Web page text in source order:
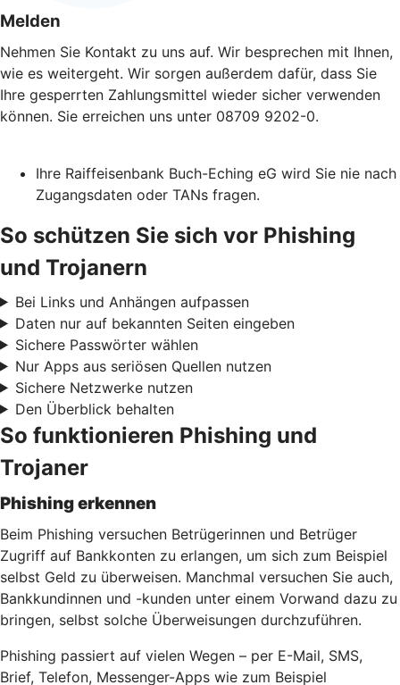
Melden
Nehmen Sie Kontakt zu uns auf. Wir besprechen mit Ihnen,
wie es weitergeht. Wir sorgen außerdem dafür, dass Sie
Ihre gesperrten Zahlungsmittel wieder sicher verwenden
können. Sie erreichen uns unter 08709 9202-0.
Ihre Raiffeisenbank Buch-Eching eG wird Sie nie nach
Zugangsdaten oder TANs fragen.
So schützen Sie sich vor Phishing
und Trojanern
Bei Links und Anhängen aufpassen
Daten nur auf bekannten Seiten eingeben
Sichere Passwörter wählen
Nur Apps aus seriösen Quellen nutzen
Sichere Netzwerke nutzen
Den Überblick behalten
So funktionieren Phishing und
Trojaner
Phishing erkennen
Beim Phishing versuchen Betrügerinnen und Betrüger
Zugriff auf Bankkonten zu erlangen, um sich zum Beispiel
selbst Geld zu überweisen. Manchmal versuchen Sie auch,
Bankkundinnen und -kunden unter einem Vorwand dazu zu
bringen, selbst solche Überweisungen durchzuführen.
Phishing passiert auf vielen Wegen – per E-Mail, SMS,
Brief, Telefon, Messenger-Apps wie zum Beispiel